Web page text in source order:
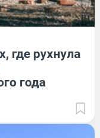
где рухнула
года